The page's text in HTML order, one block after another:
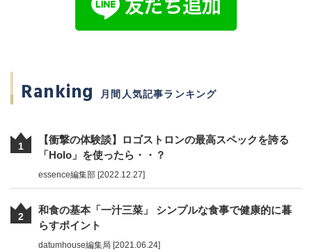
Ranking 月間人気記事ランキング
1
【衝撃の体験談】ロゴストロンの最高スペックを誇る
「Holo」を使ったら・・？
essence編集部 [2022.12.27]
2
和食の基本「一汁三菜」 シンプルな食事で健康的に暮
らすポイント
datumhouse編集局 [2021.06.24]